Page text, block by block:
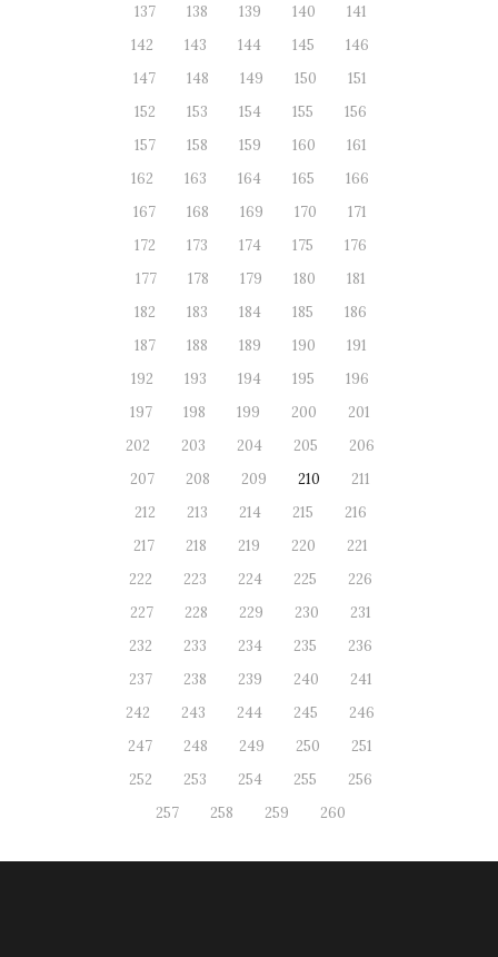
137
138 139 140
141
142
143 144 145
146
147
148 149 150
151
152
153 154 155
156
157
158 159 160
161
162
163 164 165
166
167
168 169 170
171
172
173 174 175
176
177
178 179 180
181
182
183 184 185
186
187
188 189 190
191
192
193 194 195
196
197
198 199 200
201
202
203 204 205
206
207
208 209 210
211
212
213 214 215
216
217
218 219 220
221
222
223 224 225
226
227
228 229 230
231
232
233 234 235
236
237
238 239 240
241
242
243 244 245
246
247
248 249 250
251
252
253 254 255
256
257
258 259 260